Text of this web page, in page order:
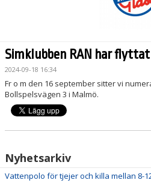
DOKUMENT
SEGEVÅNGSBADET
KLUBBSHOP
ANTIDOPING
Simklubben RAN har
2024-09-18 16:34
Fr o m den 16 september sitter vi
Bollspelsvägen 3 i Malmö.
Nyhetsarkiv
Vattenpolo för tjejer och killa mellan 8-